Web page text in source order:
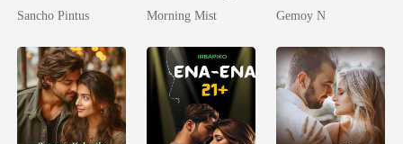
Tidak Bisa
Sancho Pintus
Menuntut
Morning Mist Gemoy N